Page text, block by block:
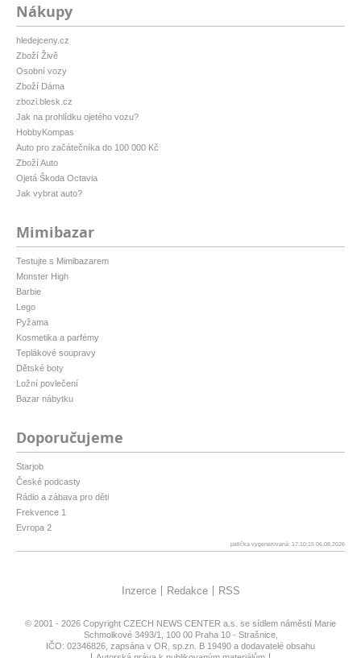
Nákupy
hledejceny.cz
Zboží Živě
Osobní vozy
Zboží Dáma
zbozi.blesk.cz
Jak na prohlídku ojetého vozu?
HobbyKompas
Auto pro začátečníka do 100 000 Kč
Zboží Auto
Ojetá Škoda Octavia
Jak vybrat auto?
Mimibazar
Testujte s Mimibazarem
Monster High
Barbie
Lego
Pyžama
Kosmetika a parfémy
Teplákové soupravy
Dětské boty
Ložní povlečení
Bazar nábytku
Doporučujeme
Starjob
České podcasty
Rádio a zábava pro děti
Frekvence 1
Evropa 2
patička vygenerovaná: 17:10:15 06.08.2026
Inzerce Redakce RSS
© 2001 - 2026 Copyright CZECH NEWS CENTER a.s. se sídlem náměstí Marie
Schmolkové 3493/1, 100 00 Praha 10 - Strašnice,
IČO: 02346826, zapsána v OR, sp.zn. B 19490 a dodavatelé obsahu